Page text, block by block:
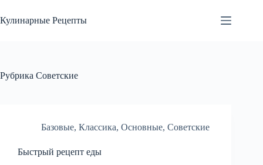
к
сути
Кулинарные Рецепты
Рубрика Советские
Базовые, Классика, Основные, Советские
Быстрый рецепт еды